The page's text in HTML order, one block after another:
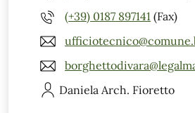
(+39) 0187 897141 (Fax)
Daniela Arch. Fioretto